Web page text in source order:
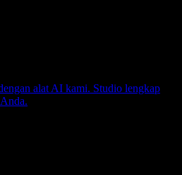
alat AI kami. Studio lengkap